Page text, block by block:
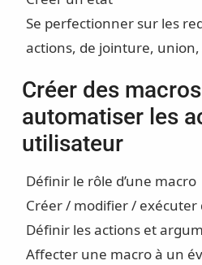
Se perfectionner sur les
actions, de jointure, union,
Créer des
automatiser les
utilisateur
Définir le rôle d’une macro
Créer / modifier / exécuter
Définir les actions et
Affecter une macro à un